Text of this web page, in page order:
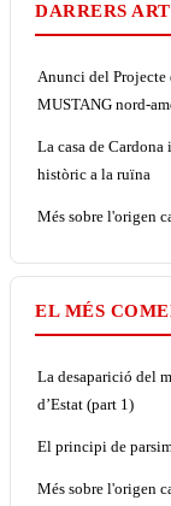
DARRERS
Anunci del Projecte
MUSTANG nord-
La casa de
històric a la ruïna
Més sobre l'origen
EL MÉS
La desaparició del
d’Estat (part 1)
El principi de
Més sobre l'origen